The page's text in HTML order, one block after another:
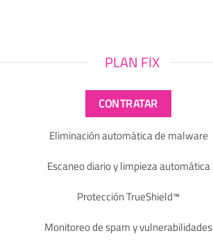
PLAN FIX
CONTRATAR
Eliminación automática de malware
Escaneo diario y limpieza automática
Protección TrueShield™
Monitoreo de spam y vulnerabilidades